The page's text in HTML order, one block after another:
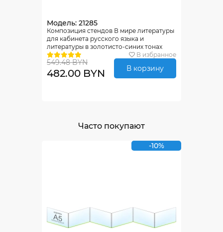
Модель: 21285
Композиция стендов В мире литературы
для кабинета русского языка и
литературы в золотисто-синих тонах
2000*950мм
В избранное
549.48 BYN
482.00 BYN В корзину
Часто покупают
-10%